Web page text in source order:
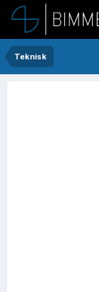
Teknisk